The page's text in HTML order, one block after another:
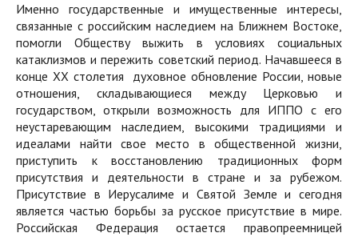
Именно государственные и имущественные интересы,
связанные с российским наследием на Ближнем Востоке,
помогли Обществу выжить в условиях социальных
катаклизмов и пережить советский период. Начавшееся в
конце XX cтолетия духовное обновление России, новые
отношения, складывающиеся между Церковью и
государством, открыли возможность для ИППО с его
неустаревающим наследием, высокими традициями и
идеалами найти свое место в общественной жизни,
приступить к восстановлению традиционных форм
присутствия и деятельности в стране и за рубежом.
Присутствие в Иерусалиме и Святой Земле и сегодня
является частью борьбы за русское присутствие в мире.
Российская Федерация остается правопреемницей